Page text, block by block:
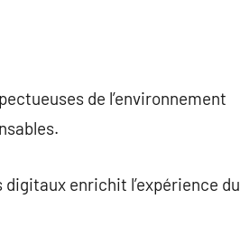
de l’environnement
enrichit l’expérience du